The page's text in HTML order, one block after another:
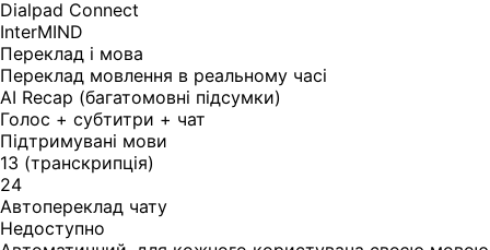
Dialpad Connect
InterMIND
Переклад і мова
Переклад мовлення в реальному часі
AI Recap (багатомовні підсумки)
Голос + субтитри + чат
Підтримувані мови
13 (транскрипція)
24
Автопереклад чату
Недоступно